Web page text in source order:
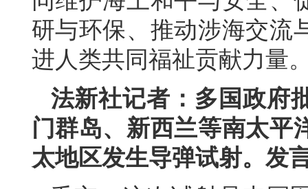
研与环保、推动涉海交流
进人类共同福祉贡献力量
法新社记者：多国政府
门群岛、新西兰等南太平
太地区发生导弹试射。发